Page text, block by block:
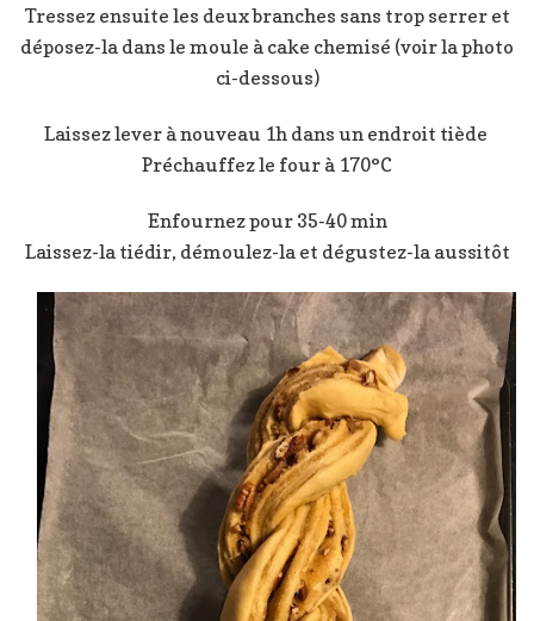
Tressez ensuite les deux branches sans trop serrer et
déposez-la dans le moule à cake chemisé (voir la photo
ci-dessous)
Laissez lever à nouveau 1h dans un endroit tiède
Préchauffez le four à 170°C
Enfournez pour 35-40 min
Laissez-la tiédir, démoulez-la et dégustez-la aussitôt